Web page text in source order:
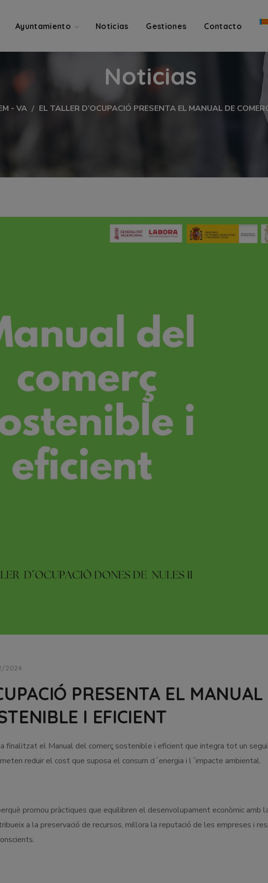
Ayuntamiento Noticias Gestiones Contacto
Noticias
- VA EL TALLER D’OCUPACIÓ PRESENTA EL MANUAL DE
2024
PRESENTA EL MANUAL
I EFICIENT
finalitzat el Manual del comerç sostenible i eficient que integra tot un
reduir el cost que suposa el consum d´energia i l´impacte ambiental.
promou pràctiques que equilibren el desenvolupament econòmic amb
a la preservació de recursos, millora la reputació de les empreses i